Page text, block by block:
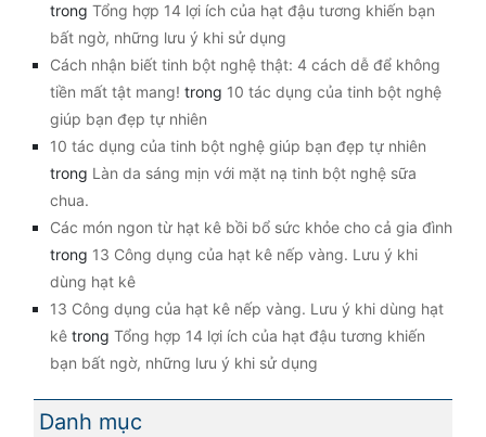
trong Tổng hợp 14 lợi ích của hạt đậu tương khiến bạn
bất ngờ, những lưu ý khi sử dụng
Cách nhận biết tinh bột nghệ thật: 4 cách dễ để không
tiền mất tật mang! trong 10 tác dụng của tinh bột nghệ
giúp bạn đẹp tự nhiên
10 tác dụng của tinh bột nghệ giúp bạn đẹp tự nhiên
trong Làn da sáng mịn với mặt nạ tinh bột nghệ sữa
chua.
Các món ngon từ hạt kê bồi bổ sức khỏe cho cả gia đình
trong 13 Công dụng của hạt kê nếp vàng. Lưu ý khi
dùng hạt kê
13 Công dụng của hạt kê nếp vàng. Lưu ý khi dùng hạt
kê trong Tổng hợp 14 lợi ích của hạt đậu tương khiến
bạn bất ngờ, những lưu ý khi sử dụng
Danh mục